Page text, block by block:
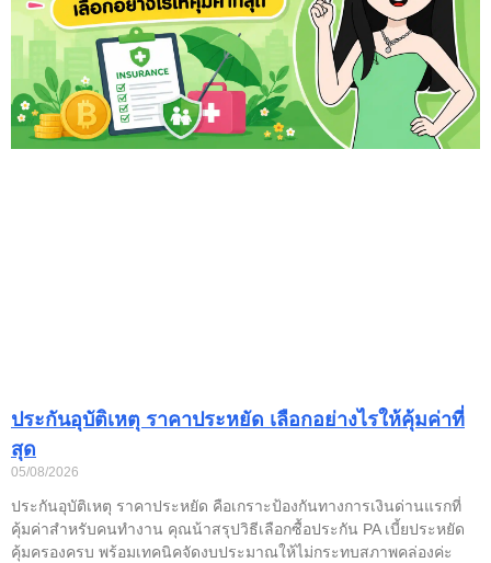
ประกันอุบัติเหตุ ราคาประหยัด เลือกอย่างไรให้คุ้มค่าที่
สุด
05/08/2026
ประกันอุบัติเหตุ ราคาประหยัด คือเกราะป้องกันทางการเงินด่านแรกที่
คุ้มค่าสำหรับคนทำงาน คุณน้าสรุปวิธีเลือกซื้อประกัน PA เบี้ยประหยัด
คุ้มครองครบ พร้อมเทคนิคจัดงบประมาณให้ไม่กระทบสภาพคล่องค่ะ